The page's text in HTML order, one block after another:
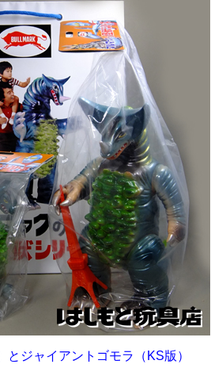
とジャイアントゴモラ（KS版）